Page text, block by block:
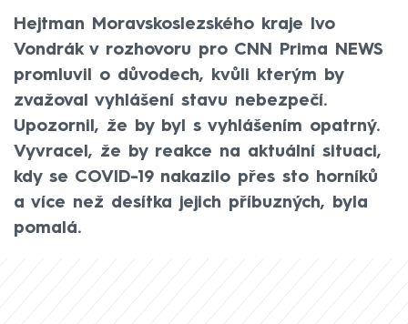
Hejtman Moravskoslezského kraje Ivo
Vondrák v rozhovoru pro CNN Prima NEWS
promluvil o důvodech, kvůli kterým by
zvažoval vyhlášení stavu nebezpečí.
Upozornil, že by byl s vyhlášením opatrný.
Vyvracel, že by reakce na aktuální situaci,
kdy se COVID-19 nakazilo přes sto horníků
a více než desítka jejich příbuzných, byla
pomalá.